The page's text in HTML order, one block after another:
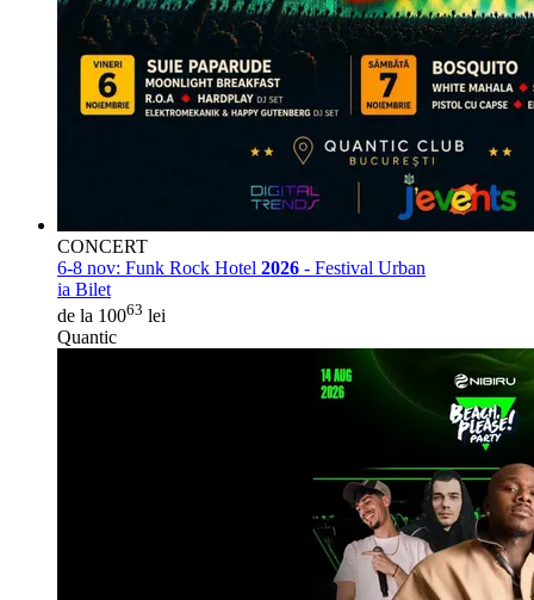
CONCERT
6-8 nov: Funk Rock Hotel 2026 - Festival Urban
ia Bilet
de la 10063 lei
Quantic